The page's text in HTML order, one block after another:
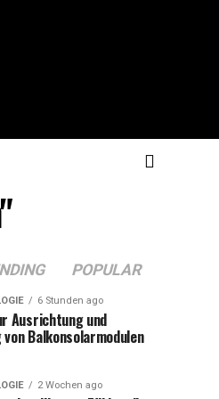
POPULAR
6 Stunden ago
Ausrichtung und
von Balkonsolarmodulen
2 Wochen ago